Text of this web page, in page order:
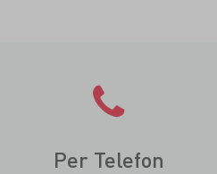
Per Telefon